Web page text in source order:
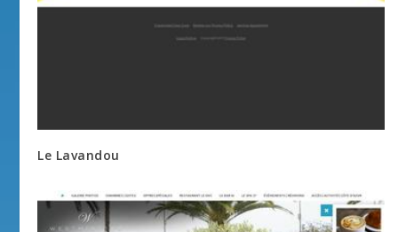
Le Lavandou